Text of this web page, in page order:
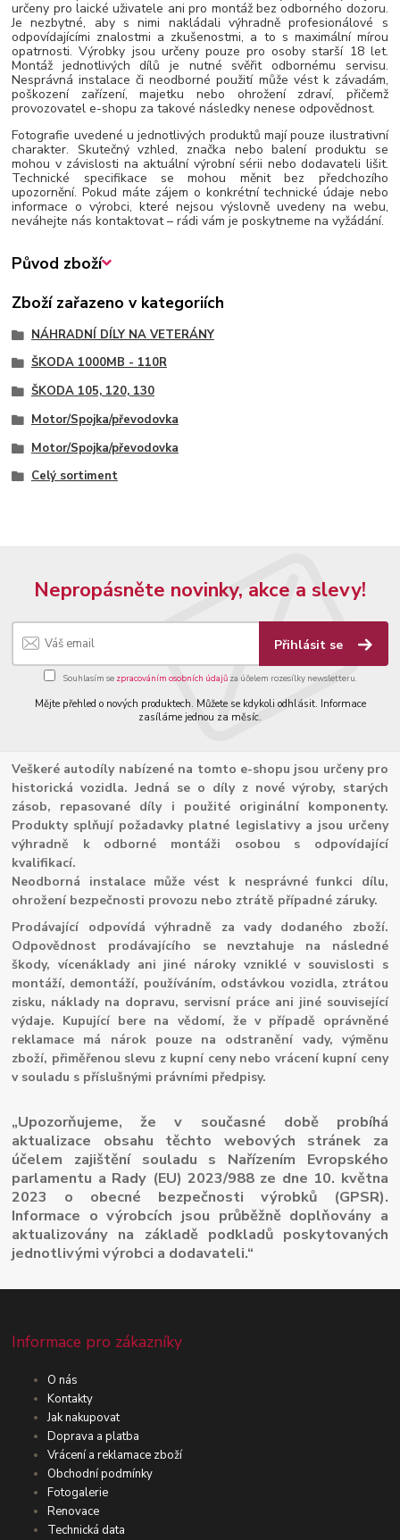
určeny pro laické uživatele ani pro montáž bez odborného dozoru.
Je nezbytné, aby s nimi nakládali výhradně profesionálové s
odpovídajícími znalostmi a zkušenostmi, a to s maximální mírou
opatrnosti. Výrobky jsou určeny pouze pro osoby starší 18 let.
Montáž jednotlivých dílů je nutné svěřit odbornému servisu.
Nesprávná instalace či neodborné použití může vést k závadám,
poškození zařízení, majetku nebo ohrožení zdraví, přičemž
provozovatel e-shopu za takové následky nenese odpovědnost.
Fotografie uvedené u jednotlivých produktů mají pouze ilustrativní
charakter. Skutečný vzhled, značka nebo balení produktu se
mohou v závislosti na aktuální výrobní sérii nebo dodavateli lišit.
Technické specifikace se mohou měnit bez předchozího
upozornění. Pokud máte zájem o konkrétní technické údaje nebo
informace o výrobci, které nejsou výslovně uvedeny na webu,
neváhejte nás kontaktovat – rádi vám je poskytneme na vyžádání.
Původ zboží
Zboží zařazeno v kategoriích
NÁHRADNÍ DÍLY NA VETERÁNY
ŠKODA 1000MB - 110R
ŠKODA 105, 120, 130
Motor/Spojka/převodovka
Motor/Spojka/převodovka
Celý sortiment
Nepropásněte novinky, akce a slevy!
Přihlásit se
Souhlasím se zpracováním osobních údajůza účelem rozesílky newsletteru.
Mějte přehled o nových produktech. Můžete se kdykoli odhlásit. Informace
zasíláme jednou za měsíc.
Veškeré autodíly nabízené na tomto e-shopu jsou určeny pro
historická vozidla. Jedná se o díly z nové výroby, starých
zásob, repasované díly i použité originální komponenty.
Produkty splňují požadavky platné legislativy a jsou určeny
výhradně k odborné montáži osobou s odpovídající
kvalifikací.
Neodborná instalace může vést k nesprávné funkci dílu,
ohrožení bezpečnosti provozu nebo ztrátě případné záruky.
Prodávající odpovídá výhradně za vady dodaného zboží.
Odpovědnost prodávajícího se nevztahuje na následné
škody, vícenáklady ani jiné nároky vzniklé v souvislosti s
montáží, demontáží, používáním, odstávkou vozidla, ztrátou
zisku, náklady na dopravu, servisní práce ani jiné související
výdaje. Kupující bere na vědomí, že v případě oprávněné
reklamace má nárok pouze na odstranění vady, výměnu
zboží, přiměřenou slevu z kupní ceny nebo vrácení kupní ceny
v souladu s příslušnými právními předpisy.
„Upozorňujeme, že v současné době probíhá
aktualizace obsahu těchto webových stránek za
účelem zajištění souladu s Nařízením Evropského
parlamentu a Rady (EU) 2023/988 ze dne 10. května
2023 o obecné bezpečnosti výrobků (GPSR).
Informace o výrobcích jsou průběžně doplňovány a
aktualizovány na základě podkladů poskytovaných
jednotlivými výrobci a dodavateli.“
Informace pro zákazníky
O nás
Kontakty
Jak nakupovat
Doprava a platba
Vrácení a reklamace zboží
Obchodní podmínky
Fotogalerie
Renovace
Technická data